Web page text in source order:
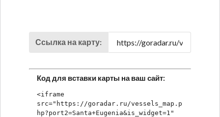
Ссылка на карту:
Код для вставки карты на ваш сайт:
<iframe
src="https://goradar.ru/vessels_map.p
hp?port2=Santa+Eugenia&is_widget=1"